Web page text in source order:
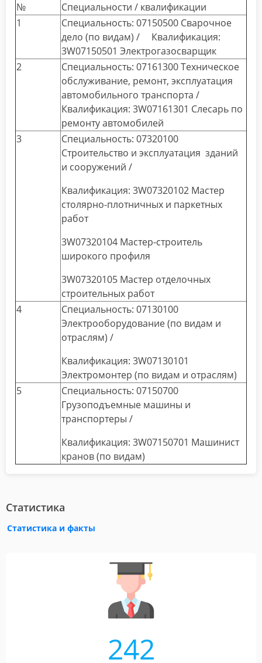
№
Специальности / квалификации
1
Специальность: 07150500 Сварочное
дело (по видам) / Квалификация:
3W07150501 Электрогазосварщик
2
Специальность: 07161300 Техническое
обслуживание, ремонт, эксплуатация
автомобильного транспорта /
Квалификация: 3W07161301 Слесарь по
ремонту автомобилей
3
Специальность: 07320100
Строительство и эксплуатация зданий
и сооружений /
Квалификация: 3W07320102 Мастер
столярно-плотничных и паркетных
работ
3W07320104 Мастер-строитель
широкого профиля
3W07320105 Мастер отделочных
строительных работ
4
Специальность: 07130100
Электрооборудование (по видам и
отраслям) /
Квалификация: 3W07130101
Электромонтер (по видам и отраслям)
5
Специальность: 07150700
Грузоподъемные машины и
транспортеры /
Квалификация: 3W07150701 Машинист
кранов (по видам)
Статистика
Статистика и факты
242